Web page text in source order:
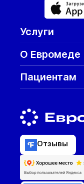
Услуги
О Евромеде
Пациентам
Отзывы